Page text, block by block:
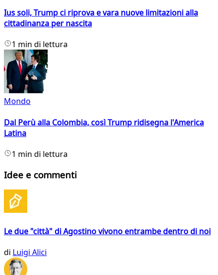
Ius soli, Trump ci riprova e vara nuove limitazioni alla
cittadinanza per nascita
1 min di lettura
Mondo
Dal Perù alla Colombia, così Trump ridisegna l'America
Latina
1 min di lettura
Idee e commenti
Le due "città" di Agostino vivono entrambe dentro di noi
di Luigi Alici